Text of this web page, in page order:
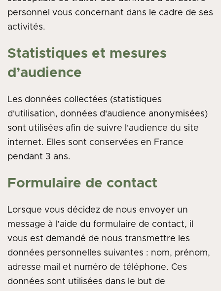
personnel vous concernant dans le cadre de ses
activités.
Statistiques et mesures
d’audience
Les données collectées (statistiques
d'utilisation, données d'audience anonymisées)
sont utilisées afin de suivre l'audience du site
internet. Elles sont conservées en France
pendant 3 ans.
Formulaire de contact
Lorsque vous décidez de nous envoyer un
message à l’aide du formulaire de contact, il
vous est demandé de nous transmettre les
données personnelles suivantes : nom, prénom,
adresse mail et numéro de téléphone. Ces
données sont utilisées dans le but de